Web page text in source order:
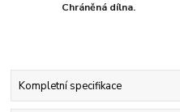
Chráněná dílna.
Kompletní specifikace